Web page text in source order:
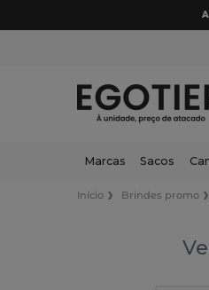
Marcas Sacos
Início Brindes promo